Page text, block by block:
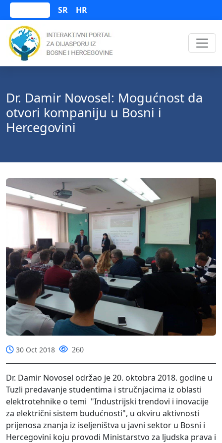
SR HR
Dr. Damir Novosel: Mogućnost da
otvori kompaniju u Bosni i
Hercegovini
30 Oct 2018 260
Dr. Damir Novosel održao je 20. oktobra 2018. godine u
Tuzli predavanje studentima i stručnjacima iz oblasti
elektrotehnike o temi "Industrijski trendovi i inovacije
za električni sistem budućnosti", u okviru aktivnosti
prijenosa znanja iz iseljeništva u javni sektor u Bosni i
Hercegovini koju provodi Ministarstvo za ljudska prava i